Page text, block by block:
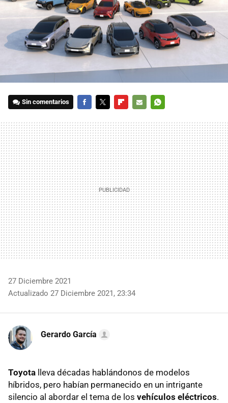
Sin comentarios
MAIL
27 Diciembre 2021
Actualizado 27 Diciembre 2021, 23:34
Gerardo García
Toyota lleva décadas hablándonos de modelos
híbridos, pero habían permanecido en un intrigante
silencio al abordar el tema de los vehículos eléctricos.